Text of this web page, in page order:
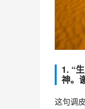
1. “
神。
这句调